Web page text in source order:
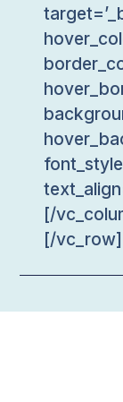
[/
[/vc_row]